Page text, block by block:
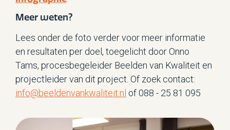
Meer weten?
Lees onder de foto verder voor meer informatie
en resultaten per doel, toegelicht door Onno
Tams, procesbegeleider Beelden van Kwaliteit en
projectleider van dit project. Of zoek contact:
info@beeldenvankwaliteit.nl of 088 - 25 81 095